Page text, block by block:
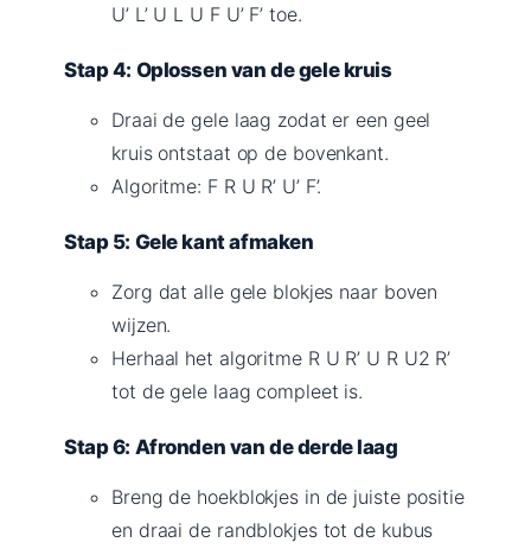
U’ L’ U L U F U’ F’ toe.
Stap 4: Oplossen van de gele kruis
Draai de gele laag zodat er een geel
kruis ontstaat op de bovenkant.
Algoritme: F R U R’ U’ F’.
Stap 5: Gele kant afmaken
Zorg dat alle gele blokjes naar boven
wijzen.
Herhaal het algoritme R U R’ U R U2 R’
tot de gele laag compleet is.
Stap 6: Afronden van de derde laag
Breng de hoekblokjes in de juiste positie
en draai de randblokjes tot de kubus